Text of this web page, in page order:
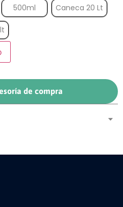
500ml Caneca 20 Lt
de compra